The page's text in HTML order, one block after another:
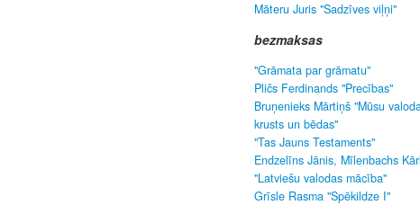
Māteru Juris "Sadzīves viļņi"
bezmaksas
"Grāmata par grāmatu"
Pličs Ferdinands "Precības"
Bruņenieks Mārtiņš "Mūsu
krusts un bēdas"
"Tas Jauns Testaments"
Endzelīns Jānis, Mīlenbachs
"Latviešu valodas mācība"
Grīsle Rasma "Spēkildze I"